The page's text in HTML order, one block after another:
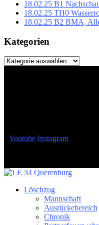
18.02.25 B1
18.02.25 TH0
18.02.25 B2 BMA,
Kategorien
Kategorien
Youtube Instagram
Löschzug
Mannschaft
Ausrückebereich
Chronik